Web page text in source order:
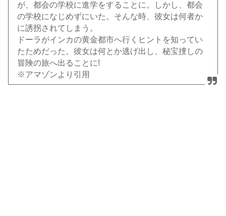
が、都会の学校に進学をすることに。しかし、都会
の学校になじめずにいた。そんな時、彼女は何者か
に誘拐されてしまう。
ドーラがインカの黄金都市へ行くヒントを知ってい
たためだった。彼女は何とか逃げ出し、秘宝捜しの
冒険の旅へ出ることに!
※アマゾンより引用